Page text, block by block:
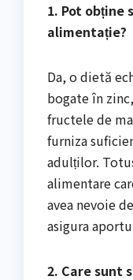
1. Pot obține
alimentație?
Da, o dietă
bogate în
fructele de
furniza
adulților.
alimentare
avea nevoie
asigura
2. Care sunt